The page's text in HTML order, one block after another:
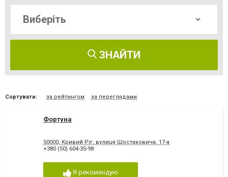
ЗНАЙТИ
Сортувати: за рейтингом за переглядами
Фортуна
50000, Кривий Ріг, вулиця Шостаковича, 17-а
+380 (50) 604-35-98
Я рекомендую